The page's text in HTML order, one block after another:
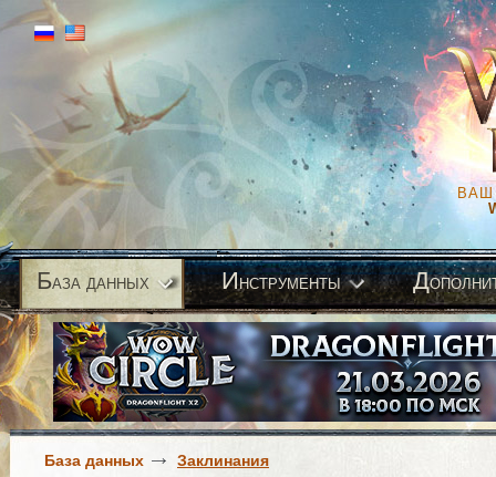
ВАШ
База данных Инструменты Д
База данных Заклинания